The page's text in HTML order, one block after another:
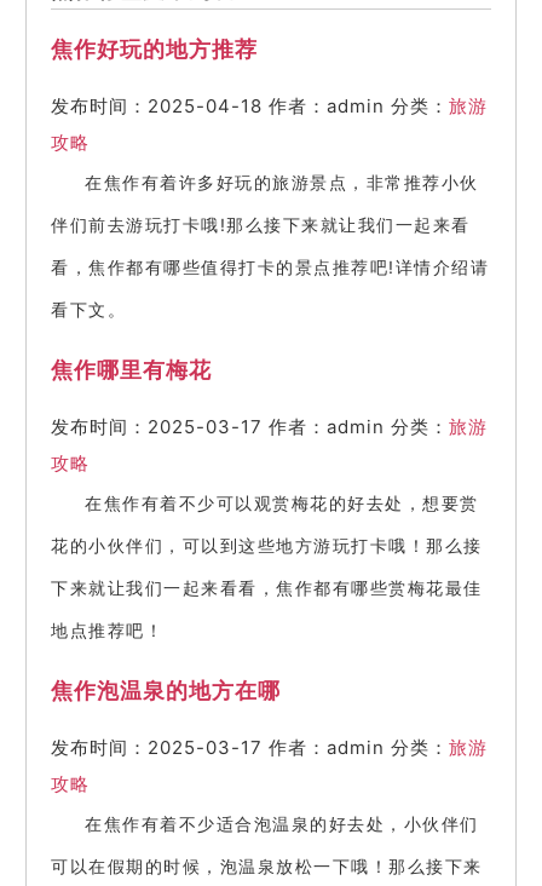
焦作好玩的地方推荐
发布时间：2025-04-18 作者：admin 分类： 旅游
攻略
在焦作有着许多好玩的旅游景点，非常推荐小伙
伴们前去游玩打卡哦!那么接下来就让我们一起来看
看，焦作都有哪些值得打卡的景点推荐吧!详情介绍请
看下文。
焦作哪里有梅花
发布时间：2025-03-17 作者：admin 分类： 旅游
攻略
在焦作有着不少可以观赏梅花的好去处，想要赏
花的小伙伴们，可以到这些地方游玩打卡哦！那么接
下来就让我们一起来看看，焦作都有哪些赏梅花最佳
地点推荐吧！
焦作泡温泉的地方在哪
发布时间：2025-03-17 作者：admin 分类： 旅游
攻略
在焦作有着不少适合泡温泉的好去处，小伙伴们
可以在假期的时候，泡温泉放松一下哦！那么接下来